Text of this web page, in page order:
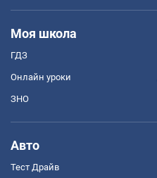
Моя школа
ГДЗ
Онлайн уроки
ЗНО
Авто
Тест Драйв